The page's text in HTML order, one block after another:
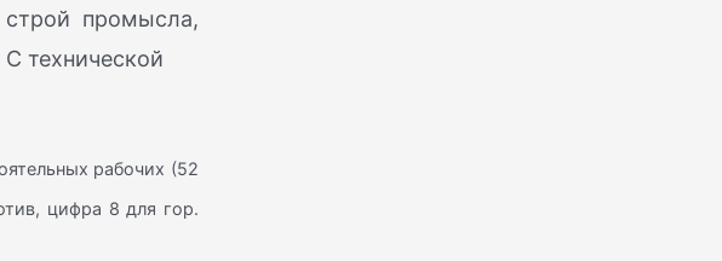
промысла,
технической
рабочих (52
цифра 8 для гор.